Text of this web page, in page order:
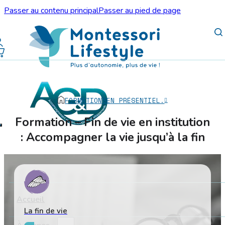
Passer au contenu principalPasser au pied de page
FORMATIONSEN PRÉSENTIEL.
Formation – Fin de vie en institution
: Accompagner la vie jusqu’à la fin
La fin de vie